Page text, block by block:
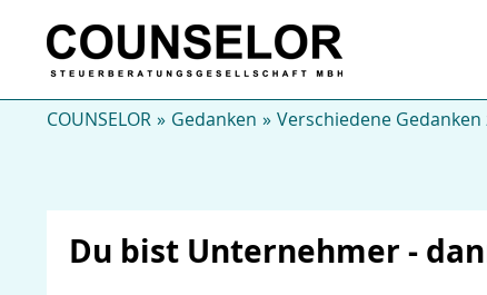
COUNSELOR Gedanken Verschiedene
Du bist Unternehmer -